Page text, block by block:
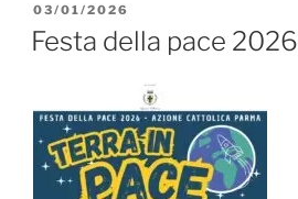
PUBBLICATO
IL
03/01/2026
Festa della pace 2026